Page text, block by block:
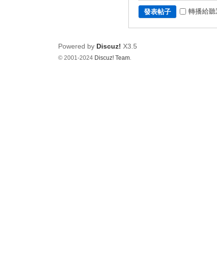
發表帖子 轉播給聽
Powered by Discuz! X3.5
© 2001-2024 Discuz! Team.